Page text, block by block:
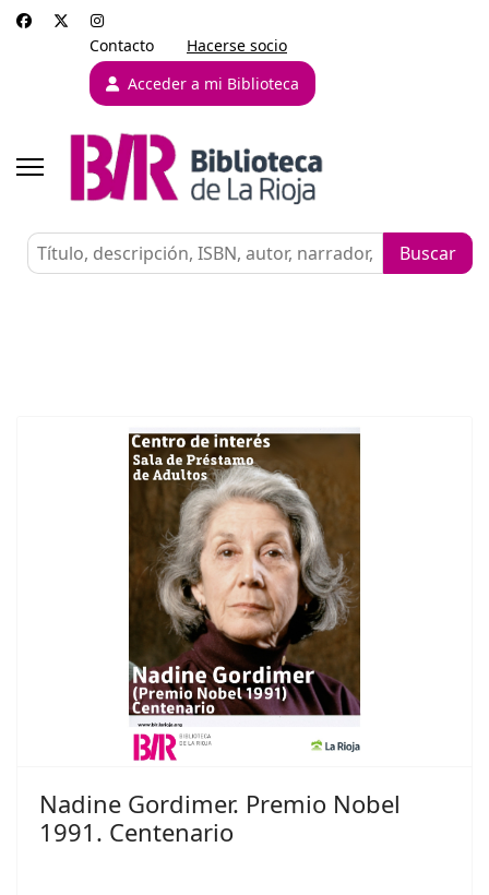
Contacto
Hacerse socio
Acceder a mi Biblioteca
Nadine Gordimer. Premio Nobel
1991. Centenario